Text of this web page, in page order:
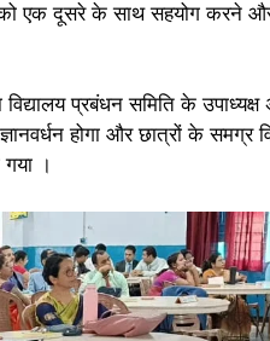
को एक दूसरे के साथ सहयोग करने
प्रबंधन समिति के उपाध्यक्ष
होगा और छात्रों के समग्र
।